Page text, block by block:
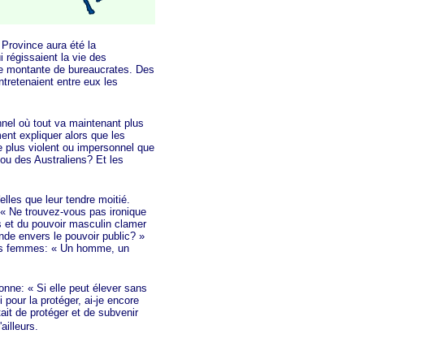
aura été la
régissaient la vie des
montante de bureaucrates. Des
entre eux les
où tout va maintenant plus
expliquer alors que les
violent ou impersonnel que
des Australiens? Et les
que leur tendre moitié.
« Netrouvez-vous pas ironique
du pouvoir masculin clamer
envers le pouvoir public? »
femmes: « Unhomme, un
« Si elle peut élever sans
la protéger, ai-je encore
de protéger et de subvenir